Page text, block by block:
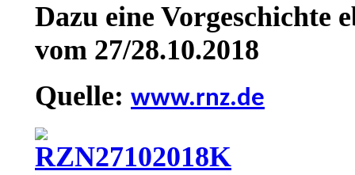
Dazu eine Vorgeschichte
vom 27/28.10.2018
Quelle: www.rnz.de